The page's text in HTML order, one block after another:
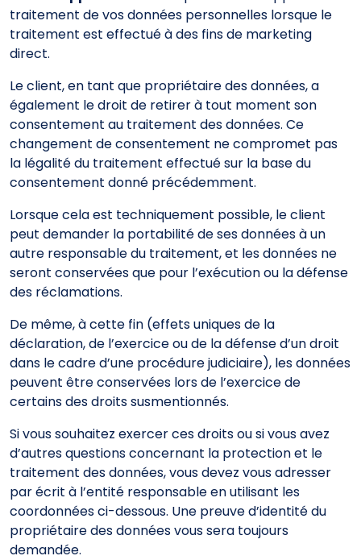
traitement de vos données personnelles lorsque le
traitement est effectué à des fins de marketing
direct.
Le client, en tant que propriétaire des données, a
également le droit de retirer à tout moment son
consentement au traitement des données. Ce
changement de consentement ne compromet pas
la légalité du traitement effectué sur la base du
consentement donné précédemment.
Lorsque cela est techniquement possible, le client
peut demander la portabilité de ses données à un
autre responsable du traitement, et les données ne
seront conservées que pour l’exécution ou la défense
des réclamations.
De même, à cette fin (effets uniques de la
déclaration, de l’exercice ou de la défense d’un droit
dans le cadre d’une procédure judiciaire), les données
peuvent être conservées lors de l’exercice de
certains des droits susmentionnés.
Si vous souhaitez exercer ces droits ou si vous avez
d’autres questions concernant la protection et le
traitement des données, vous devez vous adresser
par écrit à l’entité responsable en utilisant les
coordonnées ci-dessous. Une preuve d’identité du
propriétaire des données vous sera toujours
demandée.